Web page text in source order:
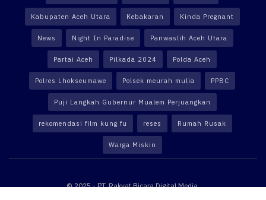
Kabupaten Aceh Utara Kebakaran Kinda Pregnant
News Night In Paradise Panwaslih Aceh Utara
Partai Aceh Pilkada 2024 Polda Aceh
Polres Lhokseumawe Polsek meurah mulia PPBC
Puji Langkah Gubernur Mualem Perjuangkan
rekomendasi film kung fu reses Rumah Rusak
Warga Miskin
© 2025 - PT. Rakyat Bicara Digital Media.